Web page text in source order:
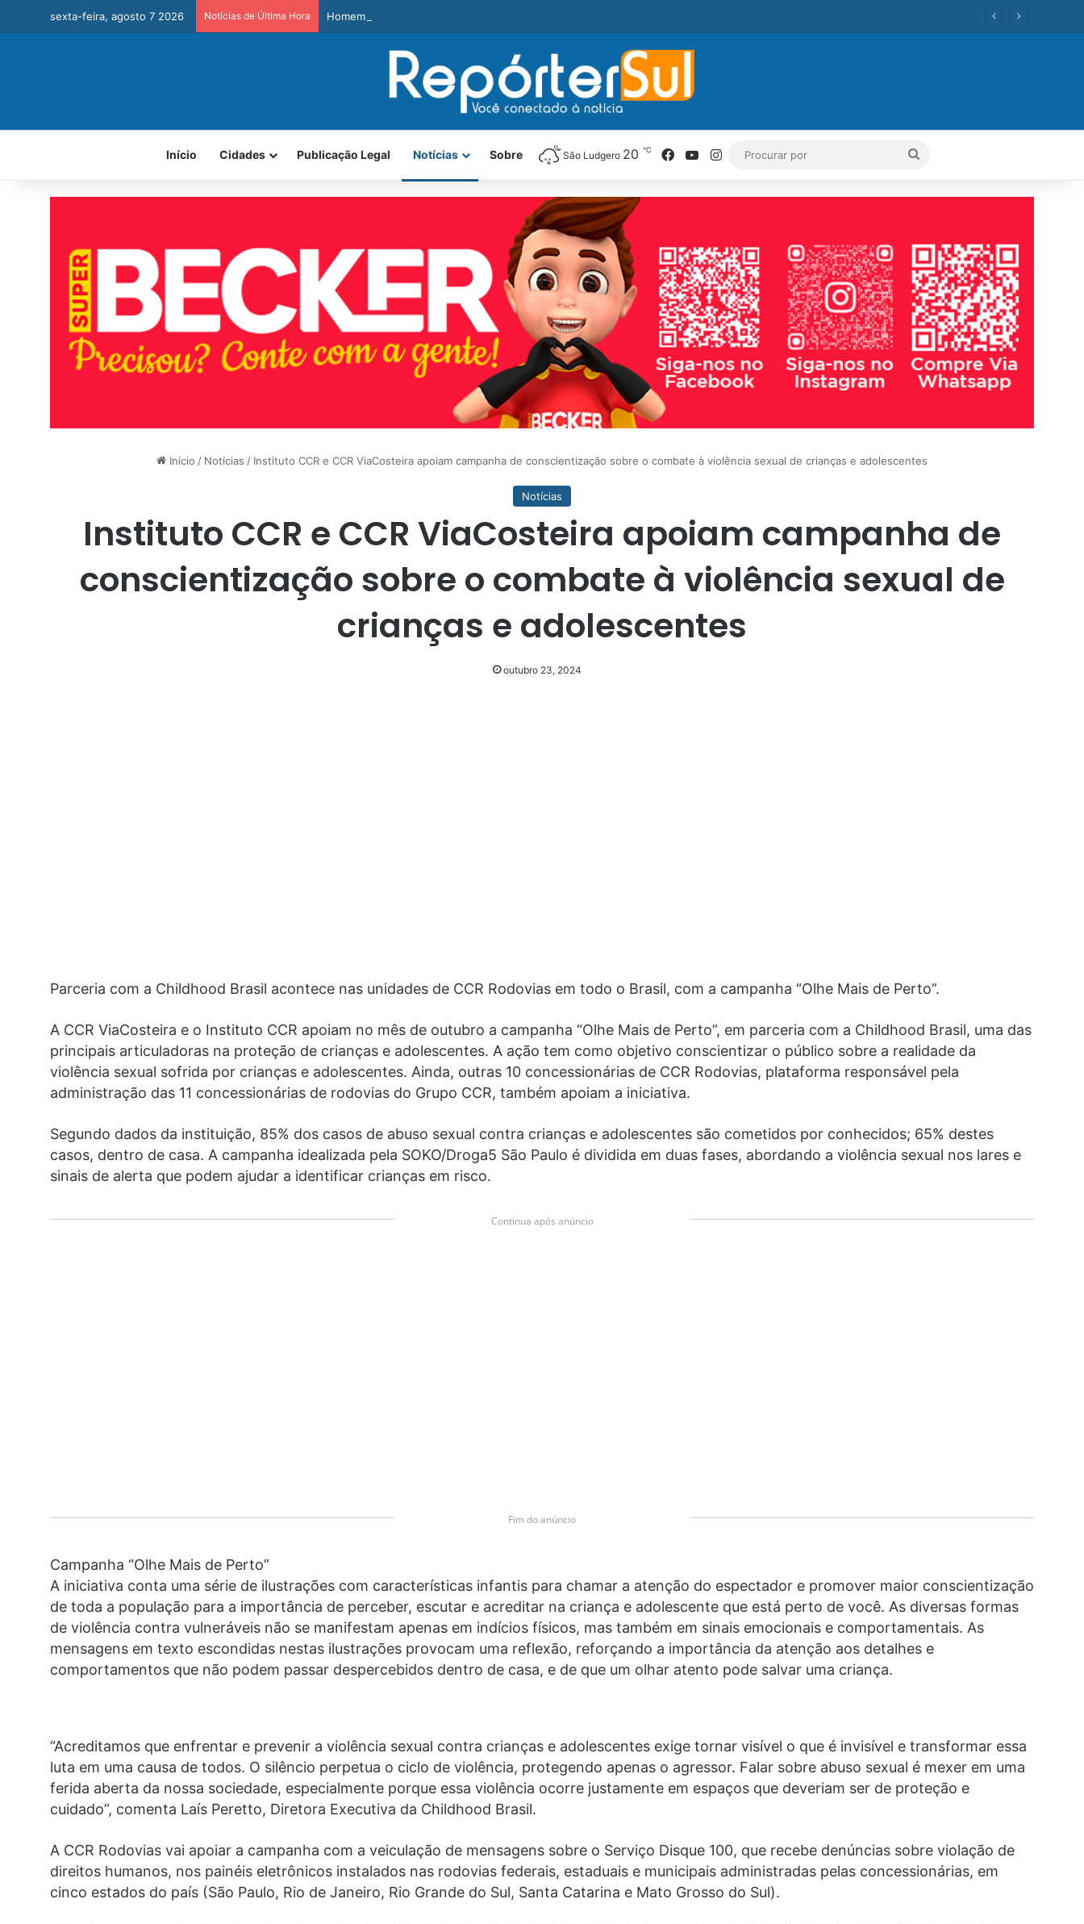
sexta-feira, agosto 7 2026 Notícias de Última Hora Homem é preso com revólver e pedra de crack durante ação da PM
Início Cidades Publicação Legal Notícias Sobre São Ludgero 20 ℃ Facebook
YouTube
Instagram
Procurar
por
Início / Notícias / Instituto CCR e CCR ViaCosteira apoiam campanha de conscientização sobre o combate à violência sexual de crianças e adolescentes
Notícias
Instituto CCR e CCR ViaCosteira apoiam campanha de
conscientização sobre o combate à violência sexual de
crianças e adolescentes
outubro 23, 2024
Parceria com a Childhood Brasil acontece nas unidades de CCR Rodovias em todo o Brasil, com a campanha “Olhe Mais de Perto”.
A CCR ViaCosteira e o Instituto CCR apoiam no mês de outubro a campanha “Olhe Mais de Perto”, em parceria com a Childhood Brasil, uma das
principais articuladoras na proteção de crianças e adolescentes. A ação tem como objetivo conscientizar o público sobre a realidade da
violência sexual sofrida por crianças e adolescentes. Ainda, outras 10 concessionárias de CCR Rodovias, plataforma responsável pela
administração das 11 concessionárias de rodovias do Grupo CCR, também apoiam a iniciativa.
Segundo dados da instituição, 85% dos casos de abuso sexual contra crianças e adolescentes são cometidos por conhecidos; 65% destes
casos, dentro de casa. A campanha idealizada pela SOKO/Droga5 São Paulo é dividida em duas fases, abordando a violência sexual nos lares e
sinais de alerta que podem ajudar a identificar crianças em risco.
Continua após anúncio
Fim do anúncio
Campanha “Olhe Mais de Perto”
A iniciativa conta uma série de ilustrações com características infantis para chamar a atenção do espectador e promover maior conscientização
de toda a população para a importância de perceber, escutar e acreditar na criança e adolescente que está perto de você. As diversas formas
de violência contra vulneráveis não se manifestam apenas em indícios físicos, mas também em sinais emocionais e comportamentais. As
mensagens em texto escondidas nestas ilustrações provocam uma reflexão, reforçando a importância da atenção aos detalhes e
comportamentos que não podem passar despercebidos dentro de casa, e de que um olhar atento pode salvar uma criança.
“Acreditamos que enfrentar e prevenir a violência sexual contra crianças e adolescentes exige tornar visível o que é invisível e transformar essa
luta em uma causa de todos. O silêncio perpetua o ciclo de violência, protegendo apenas o agressor. Falar sobre abuso sexual é mexer em uma
ferida aberta da nossa sociedade, especialmente porque essa violência ocorre justamente em espaços que deveriam ser de proteção e
cuidado”, comenta Laís Peretto, Diretora Executiva da Childhood Brasil.
A CCR Rodovias vai apoiar a campanha com a veiculação de mensagens sobre o Serviço Disque 100, que recebe denúncias sobre violação de
direitos humanos, nos painéis eletrônicos instalados nas rodovias federais, estaduais e municipais administradas pelas concessionárias, em
cinco estados do país (São Paulo, Rio de Janeiro, Rio Grande do Sul, Santa Catarina e Mato Grosso do Sul).